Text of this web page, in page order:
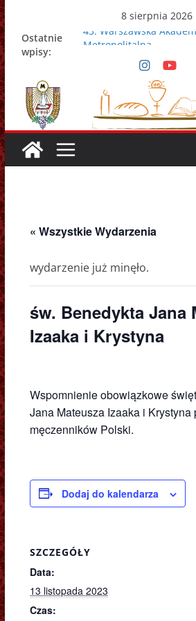
Przejdź
do
treści
8 sierpnia 2026
Ostatnie
wpisy:
43. Warszawska
Metropolitalna
Nowy Papież – Leon XIV
Zmarł papież Franciszek
Adrian Galbas nowym
warszawskim
Zmarł ks. prałat
« Wszystkie Wydarzenia
wydarzenie już minęło.
św. Benedykta Jana
Izaaka i Krystyna
Wspomnienie obowiązkowe
Jana Mateusza Izaaka i Krystyna
męczenników Polski.
Dodaj do kalendarza
SZCZEGÓŁY
Data:
13 listopada 2023
Czas: